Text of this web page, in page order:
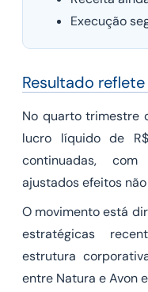
Execução
Resultado
No quarto trimestre
lucro líquido de
continuadas,
ajustados efeitos
O movimento está
estratégicas
estrutura
entre Natura e Avon